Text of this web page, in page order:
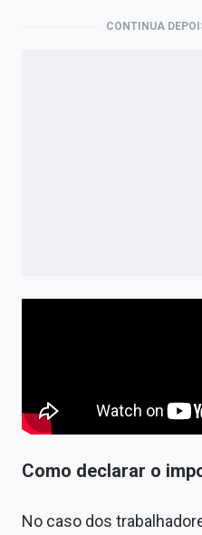
CONTINUA
Como declarar o
No caso dos